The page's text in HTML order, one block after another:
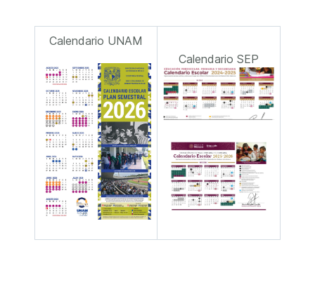
Calendario UNAM
Calendario SEP